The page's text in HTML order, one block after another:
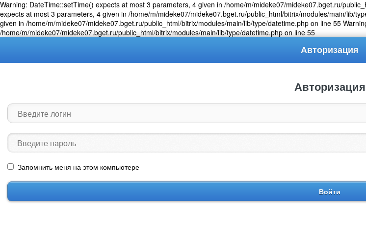
Warning: DateTime::setTime() expects at most 3 parameters, 4 given in /home/m/mideke07/mideke07.bget.ru/
expects at most 3 parameters, 4 given in /home/m/mideke07/mideke07.bget.ru/public_html/bitrix/modules/main/lib/
given in /home/m/mideke07/mideke07.bget.ru/public_html/bitrix/modules/main/lib/type/datetime.php on line 55
/home/m/mideke07/mideke07.bget.ru/public_html/bitrix/modules/main/lib/type/datetime.php on line 55
Меню
Авторизация
Авторизация
Запомнить меня на этом компьютере
Войти